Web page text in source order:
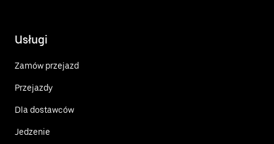
Usługi
Zamów przejazd
Przejazdy
Dla dostawców
Jedzenie